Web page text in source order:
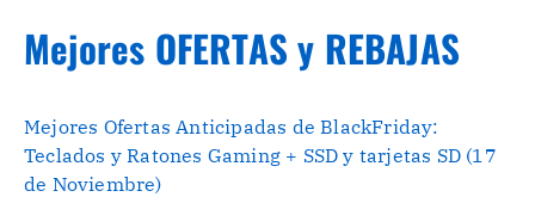
Mejores OFERTAS y REBAJAS
Mejores Ofertas Anticipadas de BlackFriday:
Teclados y Ratones Gaming + SSD y tarjetas SD (17
de Noviembre)